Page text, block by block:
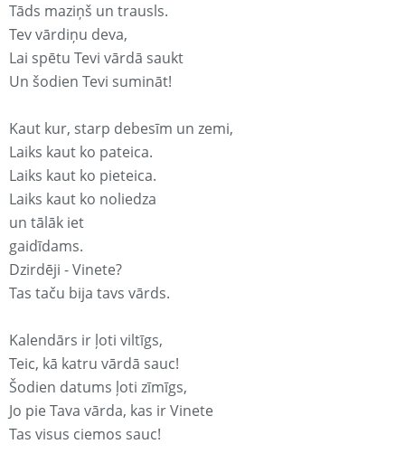
Tāds maziņš un trausls.
Tev vārdiņu deva,
Lai spētu Tevi vārdā saukt
Un šodien Tevi sumināt!
Kaut kur, starp debesīm un zemi,
Laiks kaut ko pateica.
Laiks kaut ko pieteica.
Laiks kaut ko noliedza
un tālāk iet
gaidīdams.
Dzirdēji - Vinete?
Tas taču bija tavs vārds.
Kalendārs ir ļoti viltīgs,
Teic, kā katru vārdā sauc!
Šodien datums ļoti zīmīgs,
Jo pie Tava vārda, kas ir Vinete
Tas visus ciemos sauc!